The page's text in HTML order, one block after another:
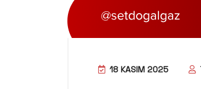
18 KASIM 2025